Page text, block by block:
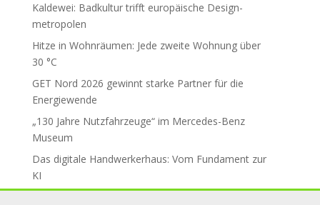
Kaldewei: Badkultur trifft euro­päische Design­
metropolen
Hitze in Wohnräumen: Jede zweite Wohnung über
30 °C
GET Nord 2026 gewinnt starke Part­ner für die
Energiewende
„130 Jahre Nutzfahrzeuge“ im Mercedes-Benz
Museum
Das digitale Handwerkerhaus: Vom Fundament zur
KI